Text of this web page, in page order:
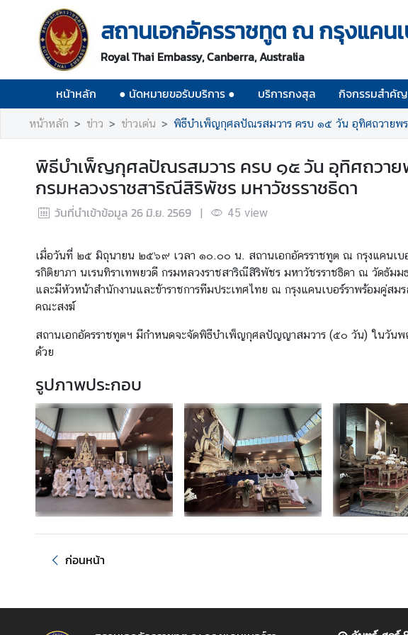
สถานเอกอัครราชทูต ณ กรุงแคน
Royal Thai Embassy, Canberra, Australia
หน้าหลัก ● นัดหมายขอรับบริการ ● บริการกงสุล กิจกรรมสำคัญ
ห
า
ลั
ก
●
นั
ด
ห
ย
ข
อ
รั
บ
บ
ก
า
ร
●
ริ
ก
า
ร
หน้าหลัก ข่าว ข่าวเด่น พิธีบำเพ็ญกุศลปัณรสมวาร ครบ ๑๕ วัน อุทิศถวายพร
พิธีบำเพ็ญกุศลปัณรสมวาร ครบ ๑๕ วัน อุทิศถวายพ
กรมหลวงราชสาริณีสิริพัชร มหาวัชรราชธิดา
วันที่นำเข้าข้อมูล 26 มิ.ย. 2569 | 45 view
เมื่อวันที่ ๒๕ มิถุนายน ๒๕๖๙ เวลา ๑๐.๐๐ น. สถานเอกอัครราชทูต ณ กรุงแคนเบ
รกิติยาภา นเรนทิราเทพยวดี กรมหลวงราชสาริณีสิริพัชร มหาวัชรราชธิดา ณ วัดธัมม
และมีหัวหน้าสำนักงานและข้าราชการทีมประเทศไทย ณ กรุงแคนเบอร์ราพร้อมคู่ส
คณะสงฆ์
สถานเอกอัครราชทูตฯ มีกำหนดจะจัดพิธีบำเพ็ญกุศลปัญญาสมวาร (๕๐ วัน) ในวั
ด้วย
รูปภาพประกอบ
ก่อนหน้า